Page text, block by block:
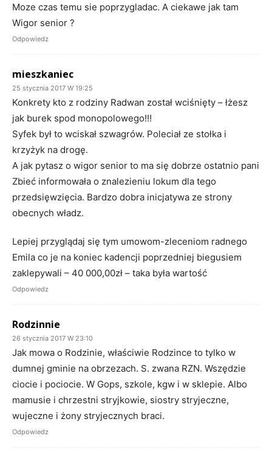
Moze czas temu sie poprzygladac. A ciekawe jak tam
Wigor senior ?
Odpowiedz
mieszkaniec
25 stycznia 2017 W 19:25
Konkrety kto z rodziny Radwan został wciśnięty – łżesz
jak burek spod monopolowego!!!
Syfek był to wciskał szwagrów. Poleciał ze stołka i
krzyżyk na drogę.
A jak pytasz o wigor senior to ma się dobrze ostatnio pani
Zbieć informowała o znalezieniu lokum dla tego
przedsięwzięcia. Bardzo dobra inicjatywa ze strony
obecnych władz.
Lepiej przyglądaj się tym umowom-zleceniom radnego
Emila co je na koniec kadencji poprzedniej biegusiem
zaklepywali – 40 000,00zł – taka była wartość
Odpowiedz
Rodzinnie
26 stycznia 2017 W 23:10
Jak mowa o Rodzinie, właściwie Rodzince to tylko w
dumnej gminie na obrzezach. S. zwana RZN. Wszędzie
ciocie i pociocie. W Gops, szkole, kgw i w sklepie. Albo
mamusie i chrzestni stryjkowie, siostry stryjeczne,
wujeczne i żony stryjecznych braci.
Odpowiedz